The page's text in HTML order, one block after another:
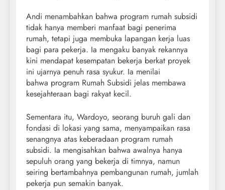
Andi menambahkan bahwa program rumah subsidi
tidak hanya memberi manfaat bagi penerima
rumah, tetapi juga membuka lapangan kerja luas
bagi para pekerja. Ia mengaku banyak rekannya
kini mendapat kesempatan bekerja berkat proyek
ini ujarnya penuh rasa syukur. Ia menilai
bahwa program Rumah Subsidi jelas membawa
kesejahteraan bagi rakyat kecil.
Sementara itu, Wardoyo, seorang buruh gali dan
fondasi di lokasi yang sama, menyampaikan rasa
senangnya atas keberadaan program rumah
subsidi. Ia mengisahkan bahwa awalnya hanya
sepuluh orang yang bekerja di timnya, namun
seiring bertambahnya pembangunan rumah, jumlah
pekerja pun semakin banyak.